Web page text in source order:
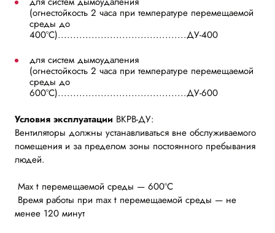
(огнестойкость 2 часа при температуре перемещаемой
среды до
400°С)..........................................ДУ-400
для систем дымоудаления
(огнестойкость 2 часа при температуре перемещаемой
среды до
600°С)..........................................ДУ-600
Условия эксплуатации ВКРВ-ДУ:
Вентиляторы должны устанавливаться вне обслуживаемого
помещения и за пределом зоны постоянного пребывания
людей.
Max t перемещаемой среды — 600ºC
Время работы при max t перемещаемой среды — не
менее 120 минут